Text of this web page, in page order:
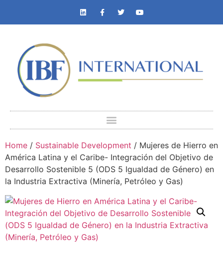
Home / Sustainable Development / Mujeres de Hierro en
América Latina y el Caribe- Integración del Objetivo de
Desarrollo Sostenible 5 (ODS 5 Igualdad de Género) en
la Industria Extractiva (Minería, Petróleo y Gas)